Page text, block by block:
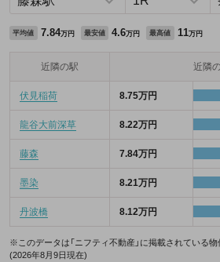
平均値 7.84万円 最安値 4.6万円 最高値 11万円
近隣の駅 近隣
伏見稲荷 8.75万円
龍谷大前深草 8.22万円
藤森 7.84万円
墨染 8.21万円
丹波橋 8.12万円
※このデータは「ニフティ不動産」に掲載されている
(2026年8月9日現在)